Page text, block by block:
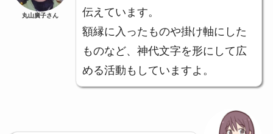
丸山廣子さん
伝えています。
額縁に入ったものや掛け軸にした
ものなど、神代文字を形にして広
める活動もしていますよ。